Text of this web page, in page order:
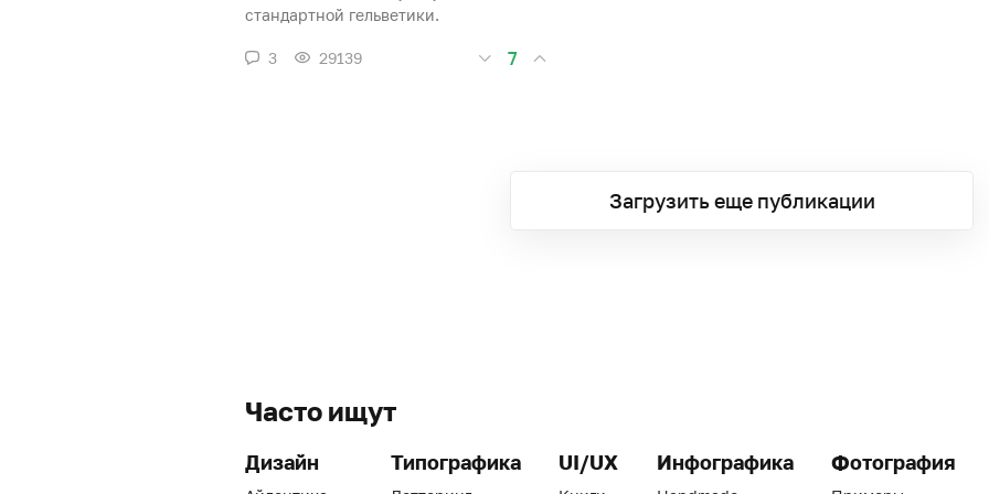
стандартной гельветики.
3 29139 7
Загрузить еще публикации
Часто ищут
Дизайн Типографика UI/UX Инфографика Фотография